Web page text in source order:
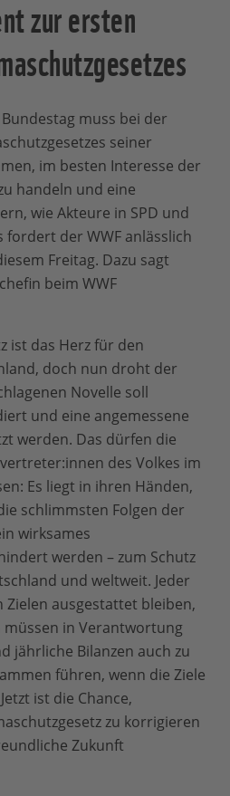
zur ersten
muss bei der
seiner
im besten Interesse der
handeln und eine
wie Akteure in SPD und
fordert der WWF anlässlich
Freitag. Dazu sagt
beim WWF
ist das Herz für den
doch nun droht der
Novelle soll
und eine angemessene
werden. Das dürfen die
des Volkes im
Es liegt in ihren Händen,
schlimmsten Folgen der
wirksames
werden – zum Schutz
und weltweit. Jeder
Zielen ausgestattet bleiben,
in Verantwortung
jährliche Bilanzen auch zu
führen, wenn die Ziele
ist die Chance,
zu korrigieren
Zukunft